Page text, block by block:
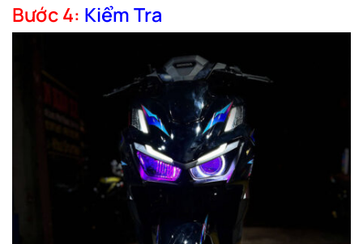
Bước 4: Kiểm Tra